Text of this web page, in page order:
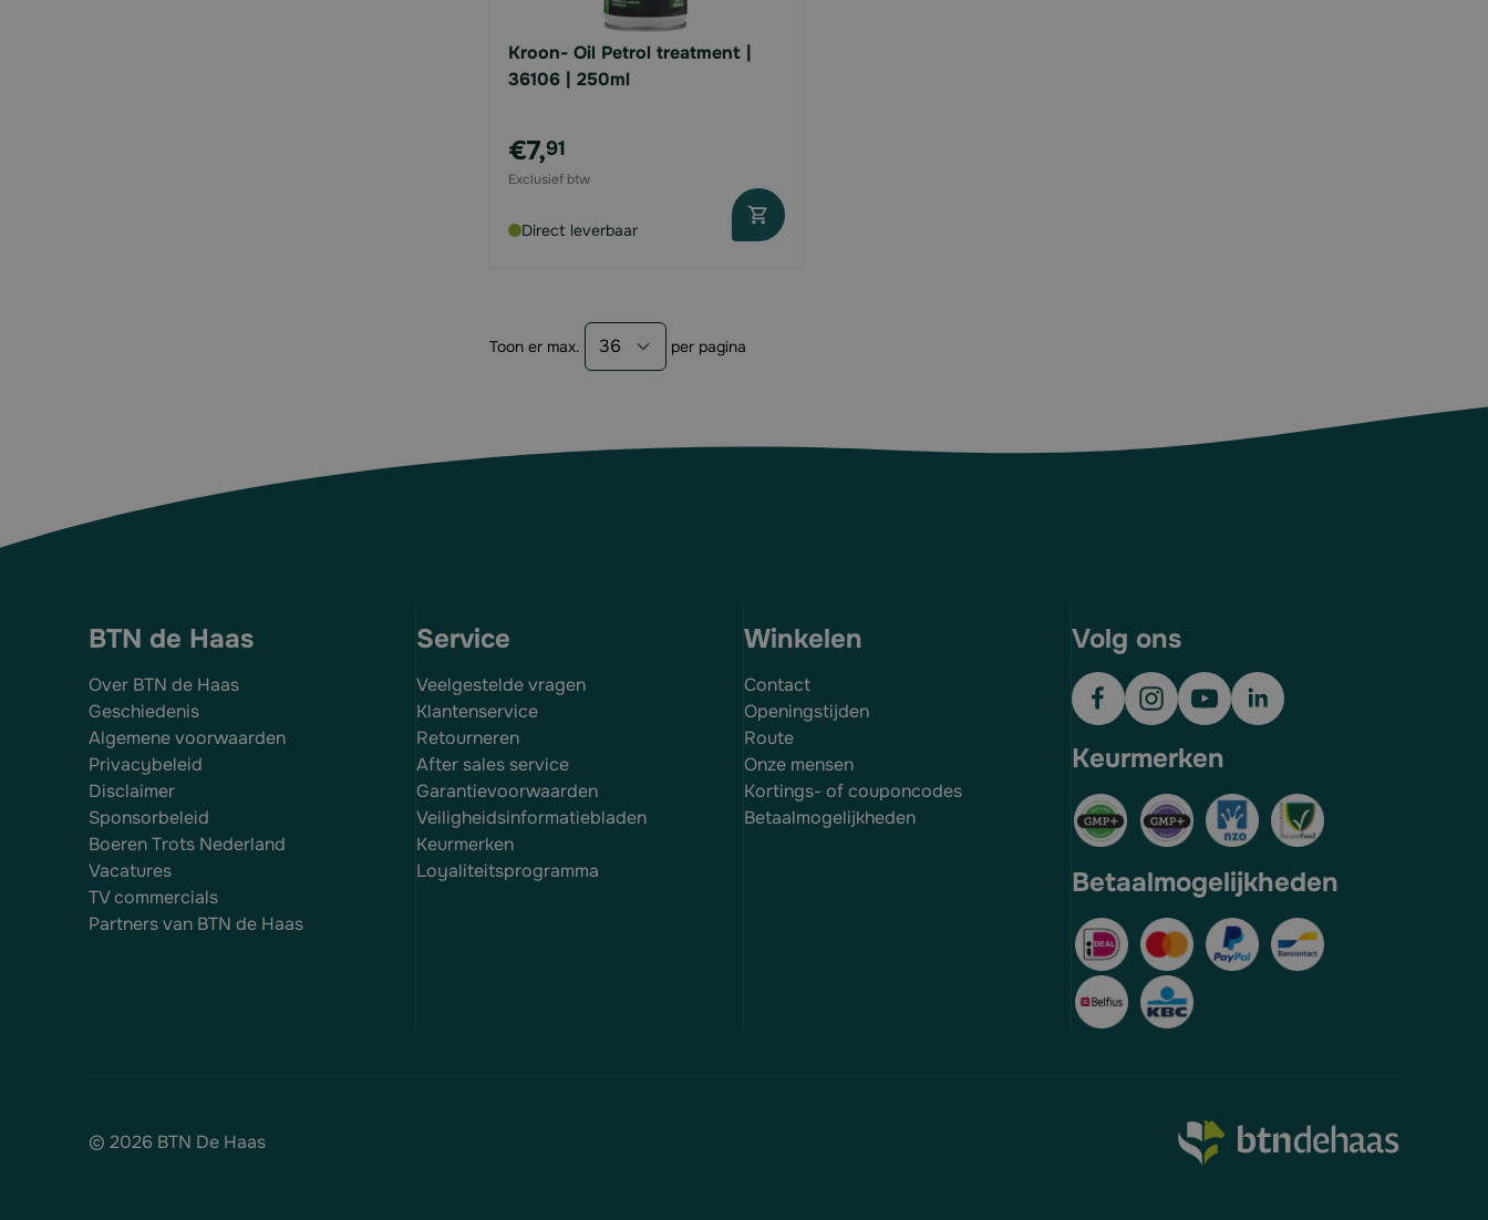
Kroon- Oil Petrol treatment |
36106 | 250ml
€7,91
Direct leverbaar
Toon er max. per pagina
BTN de Haas
Over BTN de Haas
Geschiedenis
Algemene voorwaarden
Privacybeleid
Disclaimer
Sponsorbeleid
Boeren Trots Nederland
Vacatures
TV commercials
Partners van BTN de Haas
Service
Veelgestelde vragen
Klantenservice
Retourneren
After sales service
Garantievoorwaarden
Veiligheidsinformatiebladen
Keurmerken
Loyaliteitsprogramma
Winkelen
Contact
Openingstijden
Route
Onze mensen
Kortings- of couponcodes
Betaalmogelijkheden
Volg ons
Keurmerken
Betaalmogelijkheden
© 2026 BTN De Haas